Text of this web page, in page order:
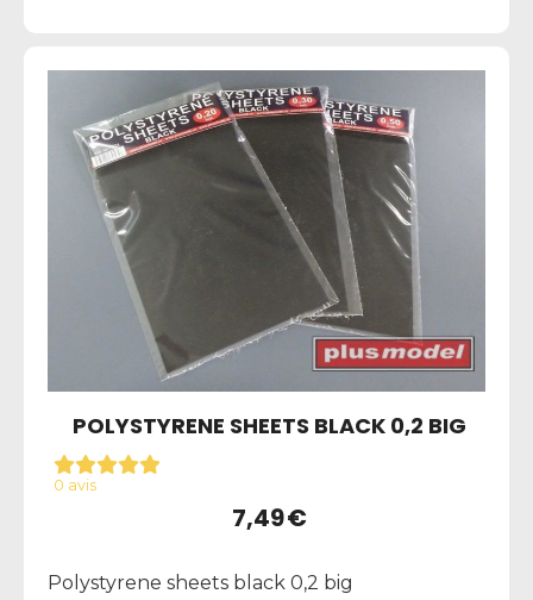
POLYSTYRENE SHEETS BLACK 0,2 BIG
0 avis
7,49€
Polystyrene sheets black 0,2 big